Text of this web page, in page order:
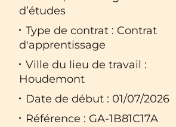
d’études
Type de contrat : Contrat
d'apprentissage
Ville du lieu de travail :
Houdemont
Date de début : 01/07/2026
Référence : GA-1B81C17A